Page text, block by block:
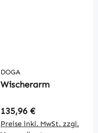
DOGA
Wischerarm
Regulärer Preis:
135,96 €
Preise inkl. MwSt. zzgl.